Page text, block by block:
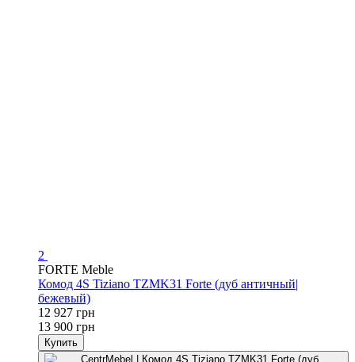
2
FORTE Meble
Комод 4S Tiziano TZMK31 Forte (дуб античный|
бежевый)
12 927 грн
13 900 грн
Купить